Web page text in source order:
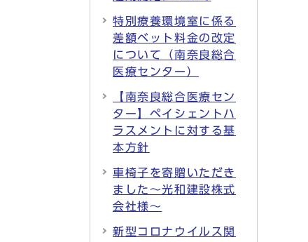
特別療養環境室に係る
差額ベット料金の改定
について（南奈良総合
医療センター）
【南奈良総合医療セン
ター】ペイシェントハ
ラスメントに対する基
本方針
車椅子を寄贈いただき
ました～光和建設株式
会社様～
新型コロナウイルス関